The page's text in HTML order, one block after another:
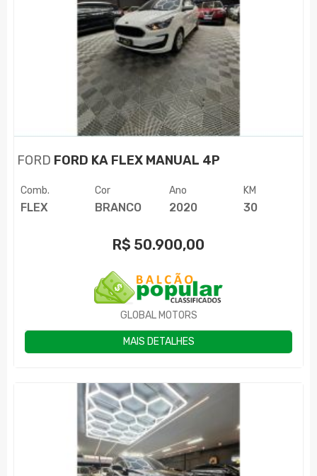
FORD FORD KA FLEX MANUAL 4P
Comb.
FLEX
Cor
BRANCO
Ano
2020
KM
30
R$ 50.900,00
GLOBAL MOTORS
MAIS DETALHES